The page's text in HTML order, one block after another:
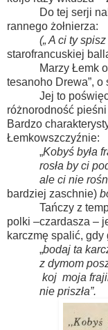
Do tej serji
rannego żołnierza:
(„ A ci ty
starofrancuskiej
Marzy Łemk
tesanoho Drewa”, o
Jej to
różnorodność
Bardzo
Łemkowszczyźnie:
„Kobyś była
rosła by ci
ale ci nie
bardziej zaschnie)
Tańczy z
polki –czardasza –
karczmę spalić,
„bodaj ta
z dymom
koj moja
nie priszła”.